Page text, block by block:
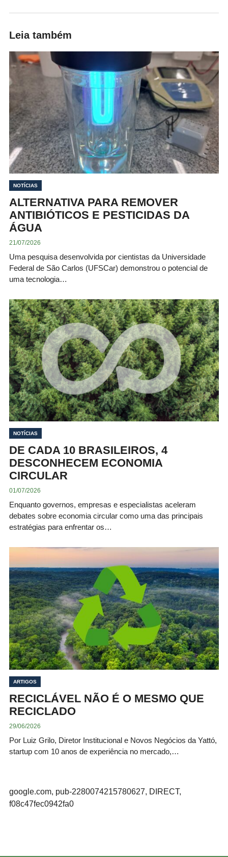
Leia também
NOTÍCIAS
ALTERNATIVA PARA REMOVER
ANTIBIÓTICOS E PESTICIDAS DA
ÁGUA
21/07/2026
Uma pesquisa desenvolvida por cientistas da Universidade
Federal de São Carlos (UFSCar) demonstrou o potencial de
uma tecnologia…
NOTÍCIAS
DE CADA 10 BRASILEIROS, 4
DESCONHECEM ECONOMIA
CIRCULAR
01/07/2026
Enquanto governos, empresas e especialistas aceleram
debates sobre economia circular como uma das principais
estratégias para enfrentar os…
ARTIGOS
RECICLÁVEL NÃO É O MESMO QUE
RECICLADO
29/06/2026
Por Luiz Grilo, Diretor Institucional e Novos Negócios da Yattó,
startup com 10 anos de experiência no mercado,…
google.com, pub-2280074215780627, DIRECT,
f08c47fec0942fa0